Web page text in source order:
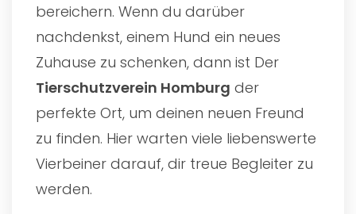
bereichern. Wenn du darüber
nachdenkst, einem Hund ein neues
Zuhause zu schenken, dann ist Der
Tierschutzverein Homburg der
perfekte Ort, um deinen neuen Freund
zu finden. Hier warten viele liebenswerte
Vierbeiner darauf, dir treue Begleiter zu
werden.